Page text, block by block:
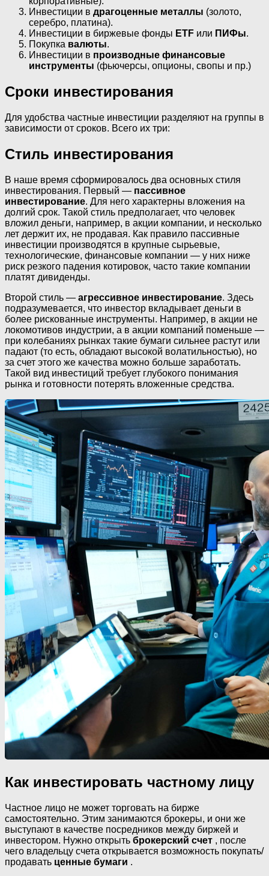
Инвестиции в драгоценные металлы (золото,
серебро, платина).
Инвестиции в биржевые фонды ETF или ПИФы.
Покупка валюты.
Инвестиции в производные финансовые
инструменты (фьючерсы, опционы, свопы и пр.)
Сроки инвестирования
Для удобства частные инвестиции разделяют на группы в
зависимости от сроков. Всего их три:
Стиль инвестирования
В наше время сформировалось два основных стиля
инвестирования. Первый — пассивное
инвестирование. Для него характерны вложения на
долгий срок. Такой стиль предполагает, что человек
вложил деньги, например, в акции компании, и несколько
лет держит их, не продавая. Как правило пассивные
инвестиции производятся в крупные сырьевые,
технологические, финансовые компании — у них ниже
риск резкого падения котировок, часто такие компании
платят дивиденды.
Второй стиль — агрессивное инвестирование. Здесь
подразумевается, что инвестор вкладывает деньги в
более рискованные инструменты. Например, в акции не
локомотивов индустрии, а в акции компаний поменьше —
при колебаниях рынках такие бумаги сильнее растут или
падают (то есть, обладают высокой волатильностью), но
за счет этого же качества можно больше заработать.
Такой вид инвестиций требует глубокого понимания
рынка и готовности потерять вложенные средства.
Как инвестировать частному лицу
Частное лицо не может торговать на бирже
самостоятельно. Этим занимаются брокеры, и они же
выступают в качестве посредников между биржей и
инвестором. Нужно открыть брокерский счет , после
чего владельцу счета открывается возможность покупать/
продавать ценные бумаги .